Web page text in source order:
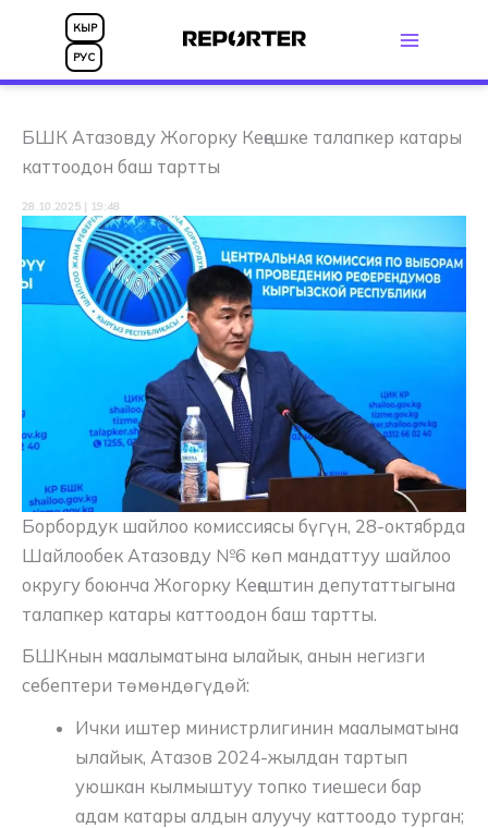
КЫР
РУС
БШК Атазовду Жогорку Кеңешке талапкер катары
каттоодон баш тартты
28.10.2025 | 19:48
Борбордук шайлоо комиссиясы бүгүн, 28-октябрда
Шайлообек Атазовду №6 көп мандаттуу шайлоо
округу боюнча Жогорку Кеңештин депутаттыгына
талапкер катары каттоодон баш тартты.
БШКнын маалыматына ылайык, анын негизги
себептери төмөндөгүдөй:
Ички иштер министрлигинин маалыматына
ылайык, Атазов 2024-жылдан тартып
уюшкан кылмыштуу топко тиешеси бар
адам катары алдын алуучу каттоодо турган;